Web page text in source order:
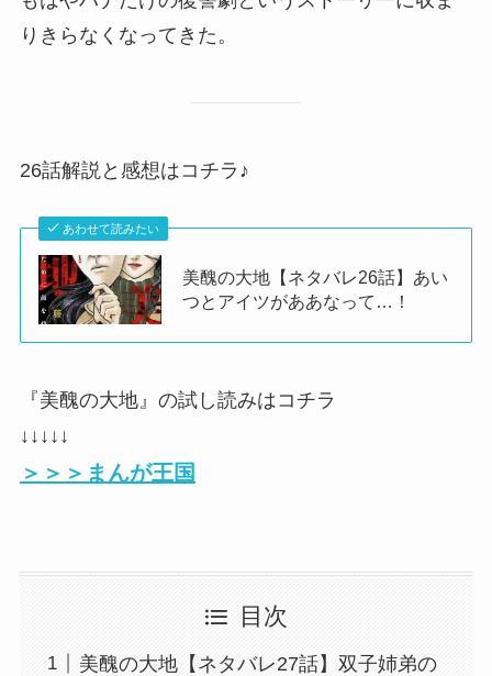
りきらなくなってきた。
26話解説と感想はコチラ♪
あわせて読みたい
美醜の大地【ネタバレ26話】あい
つとアイツがああなって…！
『美醜の大地』の試し読みはコチラ
↓↓↓↓↓
＞＞＞まんが王国
目次
美醜の大地【ネタバレ27話】双子姉弟の